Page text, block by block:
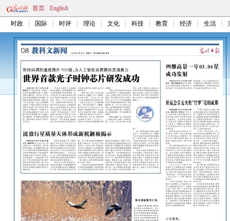
首页 English
时政 国际 时评 理论 文化 科技 教育 经济 生活